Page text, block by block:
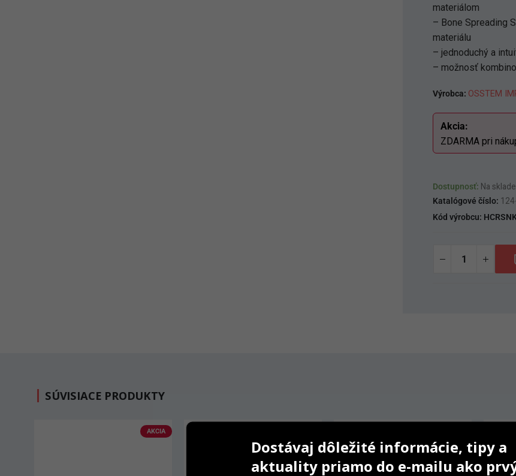
materiálom
– Bone Spreading
materiálu
– jednoduchý a
– možnosť
Výrobca: OSSTEM
Akcia:
ZDARMA pri
Dostupnosť: Na sklade
Katalógové číslo:
Kód výrobcu:
SÚVISIACE PRODUKTY
Dostávaj dôležité informácie, tipy a
aktuality priamo do e-mailu ako